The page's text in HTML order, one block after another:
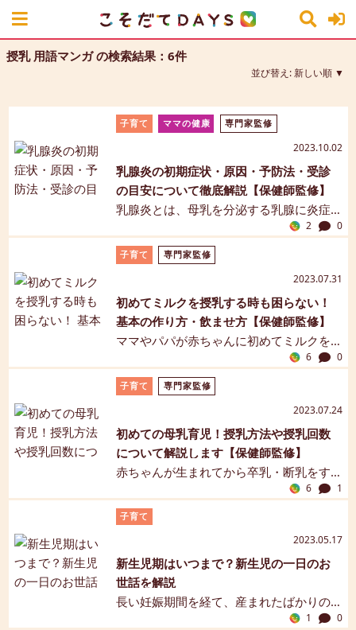
授乳 用語マンガ の検索結果：6件
並び替え:新しい順
乳腺炎の初期症状・原因・予防法・受診
の目安について徹底解説【保健師監修】
乳腺炎とは、母乳を分泌する乳腺に炎症
が起きる病気です。授乳中のママに多い
のは「うっ滞性乳腺炎」と「化膿性乳腺
炎」といわれており、乳房の熱感や痛
み、発熱、疼痛など、発症の原因によっ
て症状や治療方法が異なります。乳腺炎
の種類、初期に多い症状、原因、受診の
目安、治療法、予防法、マッサージにつ
いてわかりやすくご紹介します。【保健
師監修】【マンガ解説】
子育て ママの健康 専門家監修
2023.10.02
2 0
初めてミルクを授乳する時も困らない！
基本の作り方・飲ませ方【保健師監修】
ママやパパが赤ちゃんに初めてミルクを
与えるとき、スムーズにミルクが作れる
ように基本的な作り方や飲ませ方につい
て分かりやすく解説します。母乳育児中
のママも、母乳だけでは足りないとき
や、さまざまな事情で赤ちゃんに母乳を
あげられないときのために、手順を確認
しておきましょう。【保健師監修】【マ
子育て 専門家監修
2023.07.31
6 0
初めての母乳育児！授乳方法や授乳回数
について解説します【保健師監修】
赤ちゃんが生まれてから卒乳・断乳をす
るまで、主な栄養源として母乳や育児用
ミルクを与えることを授乳といいます。
今回は母乳の与え方や頻度など、母乳育
児について解説します。【保健師監修】
【マンガ解説】
子育て 専門家監修
2023.07.24
6 1
新生児期はいつまで？新生児の一日のお
世話を解説
長い妊娠期間を経て、産まれたばかりの
可愛い赤ちゃんとの生活が始まったとき
子育て
2023.05.17
1 0